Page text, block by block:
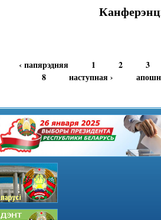
‹ папярэдняя 1 2
3
8
наступная ›